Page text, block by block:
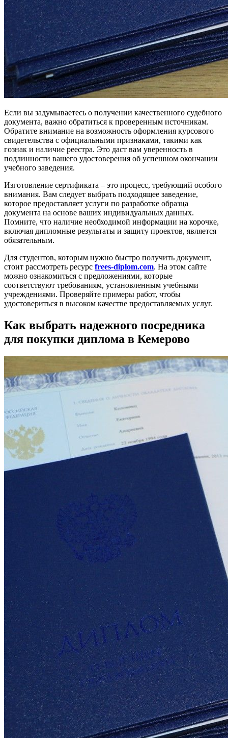
Если вы задумываетесь о получении качественного судебного
документа, важно обратиться к проверенным источникам.
Обратите внимание на возможность оформления курсового
свидетельства с официальными признаками, такими как
гознак и наличие реестра. Это даст вам уверенность в
подлинности вашего удостоверения об успешном окончании
учебного заведения.
Изготовление сертификата – это процесс, требующий особого
внимания. Вам следует выбрать подходящее заведение,
которое предоставляет услуги по разработке образца
документа на основе ваших индивидуальных данных.
Помните, что наличие необходимой информации на корочке,
включая дипломные результаты и защиту проектов, является
обязательным.
Для студентов, которым нужно быстро получить документ,
стоит рассмотреть ресурс frees-diplom.com. На этом сайте
можно ознакомиться с предложениями, которые
соответствуют требованиям, установленным учебными
учреждениями. Проверяйте примеры работ, чтобы
удостовериться в высоком качестве предоставляемых услуг.
Как выбрать надежного посредника
для покупки диплома в Кемерово